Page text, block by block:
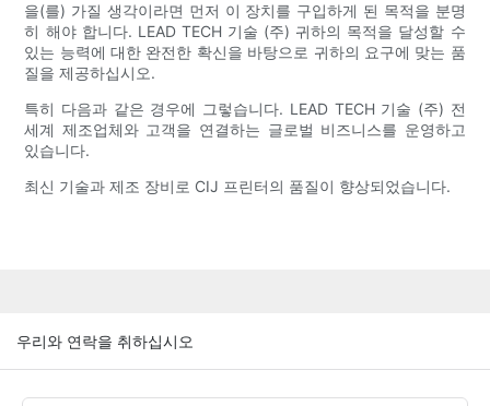
을(를) 가질 생각이라면 먼저 이 장치를 구입하게 된 목적을 분명
히 해야 합니다. LEAD TECH 기술 (주) 귀하의 목적을 달성할 수
있는 능력에 대한 완전한 확신을 바탕으로 귀하의 요구에 맞는 품
질을 제공하십시오.
특히 다음과 같은 경우에 그렇습니다. LEAD TECH 기술 (주) 전
세계 제조업체와 고객을 연결하는 글로벌 비즈니스를 운영하고
있습니다.
최신 기술과 제조 장비로 CIJ 프린터의 품질이 향상되었습니다.
우리와 연락을 취하십시오